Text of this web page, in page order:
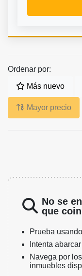
Ordenar por:
Más nuevo
Mayor precio
No se
que
Prueba
Intenta
Navega por
inmuebles